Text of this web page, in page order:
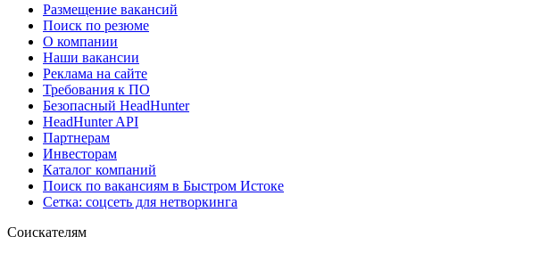
Размещение вакансий
Поиск по резюме
О компании
Наши вакансии
Реклама на сайте
Требования к ПО
Безопасный HeadHunter
HeadHunter API
Партнерам
Инвесторам
Каталог компаний
Поиск по вакансиям в Быстром Истоке
Сетка: соцсеть для нетворкинга
Соискателям